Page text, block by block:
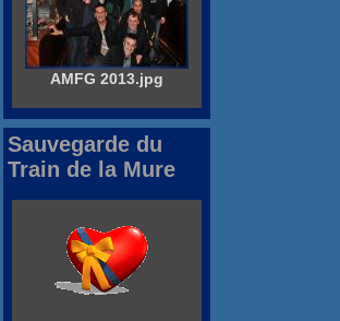
AMFG 2013.jpg
Sauvegarde du
Train de la Mure